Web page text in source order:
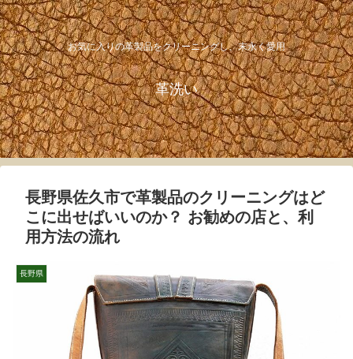
お気に入りの革製品をクリーニングし、末永く愛用
革洗い
長野県佐久市で革製品のクリーニングはど
こに出せばいいのか？ お勧めの店と、利
用方法の流れ
長野県